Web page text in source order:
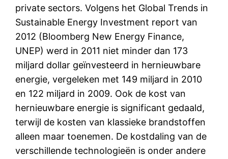
private sectors. Volgens het Global Trends in
Sustainable Energy Investment report van
2012 (Bloomberg New Energy Finance,
UNEP) werd in 2011 niet minder dan 173
miljard dollar geïnvesteerd in hernieuwbare
energie, vergeleken met 149 miljard in 2010
en 122 miljard in 2009. Ook de kost van
hernieuwbare energie is significant gedaald,
terwijl de kosten van klassieke brandstoffen
alleen maar toenemen. De kostdaling van de
verschillende technologieën is onder andere